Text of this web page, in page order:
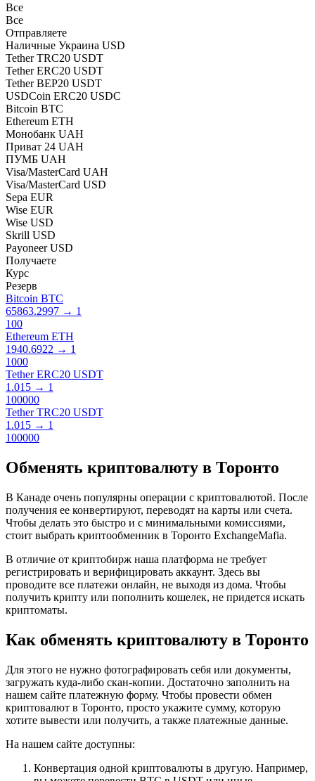
Все
Все
Отправляете
Наличные Украина USD
Tether TRC20 USDT
Tether ERC20 USDT
Tether BEP20 USDT
USDCoin ERC20 USDC
Bitcoin BTC
Ethereum ETH
Монобанк UAH
Приват 24 UAH
ПУМБ UAH
Visa/MasterCard UAH
Visa/MasterCard USD
Sepa EUR
Wise EUR
Wise USD
Skrill USD
Payoneer USD
Получаете
Курс
Резерв
Bitcoin BTC
65863.2997 → 1
100
Ethereum ETH
1940.6922 → 1
1000
Tether ERC20 USDT
1.015 → 1
100000
Tether TRC20 USDT
1.015 → 1
100000
Обмен​ять криптовалюту в Торонто
В Канаде очень популярны операции с криптовалютой. После
получения ее конвертируют, переводят на карты или счета.
Чтобы делать это быстро и с минимальными комиссиями,
стоит выбрать криптообменник в Торонто ExchangeMafia.
В отличие от криптобирж наша платформа не требует
регистрировать и верифицировать аккаунт. Здесь вы
проводите все платежи онлайн, не выходя из дома. Чтобы
получить крипту или пополнить кошелек, не придется искать
криптоматы.
Как обменять криптовалюту в Торонто
Для этого не нужно фотографировать себя или документы,
загружать куда-либо скан-копии. Достаточно заполнить на
нашем сайте платежную форму. Чтобы провести обмен
криптовалют в Торонто, просто укажите сумму, которую
хотите вывести или получить, а также платежные данные.
На нашем сайте доступны:
Конвертация одной криптовалюты в другую. Например,